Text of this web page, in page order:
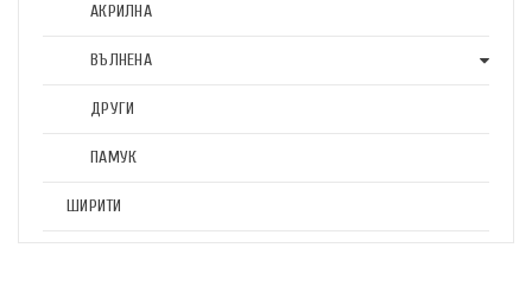
АКРИЛНА
ВЪЛНЕНА
ДРУГИ
ПАМУК
ШИРИТИ